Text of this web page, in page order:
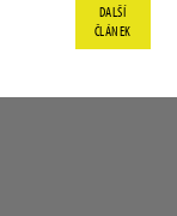
DALŠÍ
ČLÁNEK